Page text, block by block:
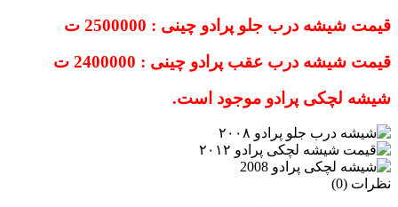
قیمت شیشه درب جلو پرادو چینی : 2500000 ت
قیمت شیشه درب عقب پرادو چینی : 2400000 ت
شیشه لچکی پرادو موجود است.
نظرات (0)